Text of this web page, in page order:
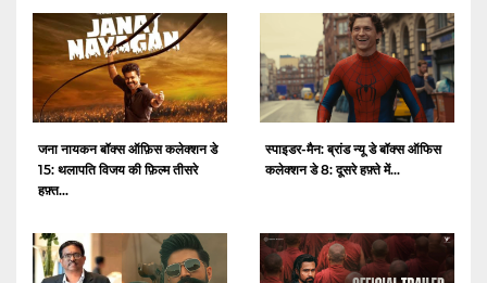
जना नायकन बॉक्स ऑफ़िस कलेक्शन डे
15: थलापति विजय की फ़िल्म तीसरे
हफ़्त...
स्पाइडर-मैन: ब्रांड न्यू डे बॉक्स ऑफिस
कलेक्शन डे 8: दूसरे हफ़्ते में...